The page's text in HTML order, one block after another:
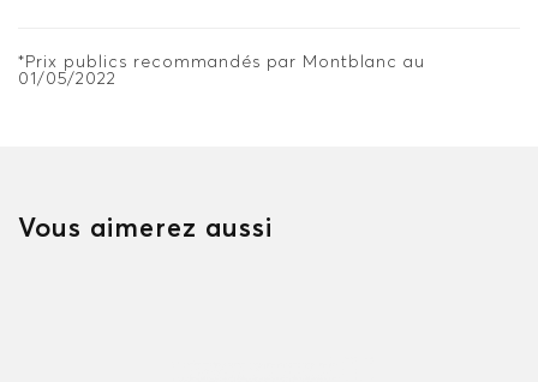
*Prix publics recommandés par Montblanc au
01/05/2022
Vous aimerez aussi